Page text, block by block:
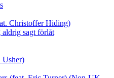
Christoffer Hiding)
sagt förlåt
Usher)